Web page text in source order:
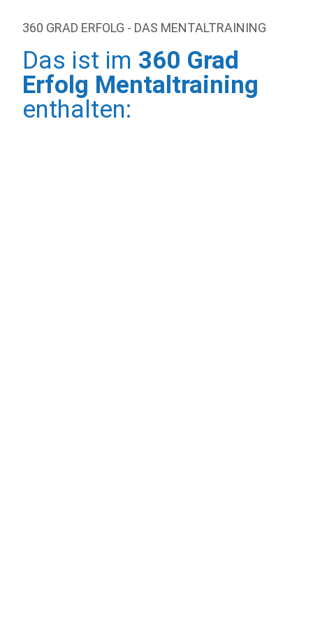
360 GRAD ERFOLG - DAS MENTALTRAINING
Das ist im 360 Grad
Erfolg Mentaltraining
enthalten: